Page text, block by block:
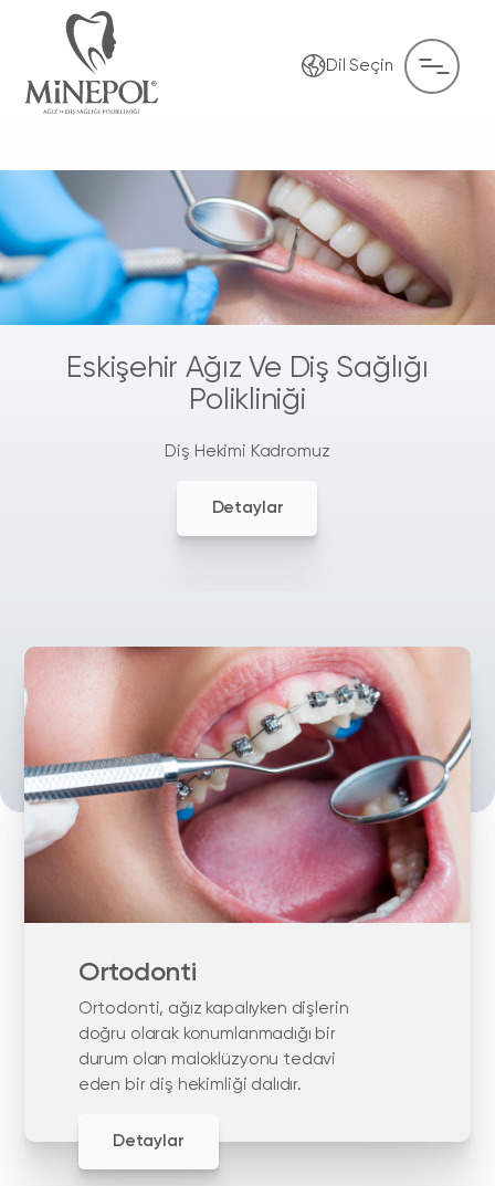
Dil Seçin
Eskişehir Ağız Ve Diş Sağlığı
Polikliniği
Diş Hekimi Kadromuz
Detaylar
Ortodonti
Ortodonti, ağız kapalıyken dişlerin
doğru olarak konumlanmadığı bir
durum olan maloklüzyonu tedavi
eden bir diş hekimliği dalıdır.
Detaylar